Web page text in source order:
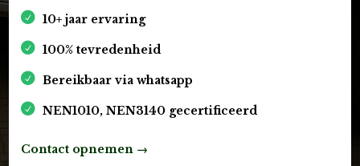
10+ jaar ervaring
100% tevredenheid
Bereikbaar via whatsapp
NEN1010, NEN3140 gecertificeerd
Contact opnemen →